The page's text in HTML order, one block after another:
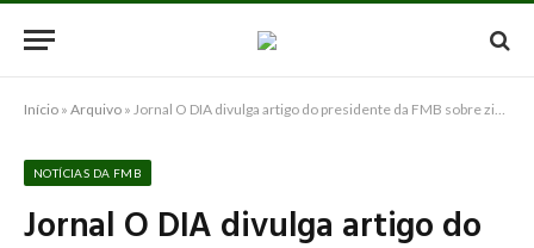
Início » Arquivo » Jornal O DIA divulga artigo do presidente da FMB sobre zika vírus x Olimpíadas do Rio
NOTÍCIAS DA FMB
Jornal O DIA divulga artigo do